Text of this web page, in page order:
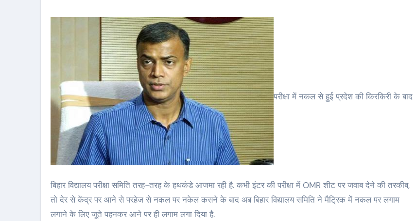
परीक्षा में नकल से हुई प्रदेश की किरकिरी के बाद
बिहार विद्यालय परीक्षा समिति तरह-तरह के हथकंडे आजमा रही है. कभी इंटर की परीक्षा में OMR शीट पर जवाब देने की तरकीब,
तो देर से केंद्र पर आने से परहेज से नकल पर नकेल कसने के बाद अब बिहार विद्यालय समिति ने मैट्रिक में नकल पर लगाम
लगाने के लिए जूते पहनकर आने पर ही लगाम लगा दिया है.